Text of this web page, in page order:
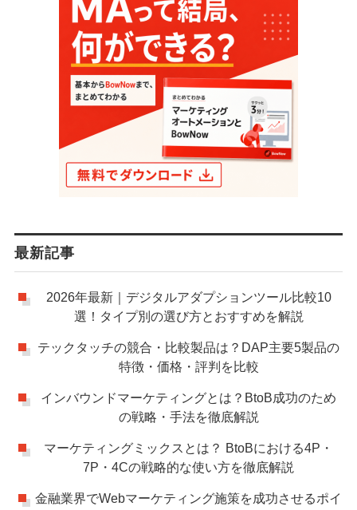
最新記事
2026年最新｜デジタルアダプションツール比較10
選！タイプ別の選び方とおすすめを解説
テックタッチの競合・比較製品は？DAP主要5製品の
特徴・価格・評判を比較
インバウンドマーケティングとは？BtoB成功のため
の戦略・手法を徹底解説
マーケティングミックスとは？ BtoBにおける4P・
7P・4Cの戦略的な使い方を徹底解説
金融業界でWebマーケティング施策を成功させるポイ